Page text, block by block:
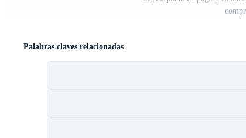
Palabras claves relacionadas